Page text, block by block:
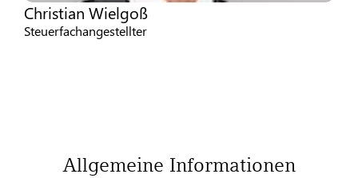
Christian Wielgoß
Steuerfachangestellter
Allgemeine Informationen